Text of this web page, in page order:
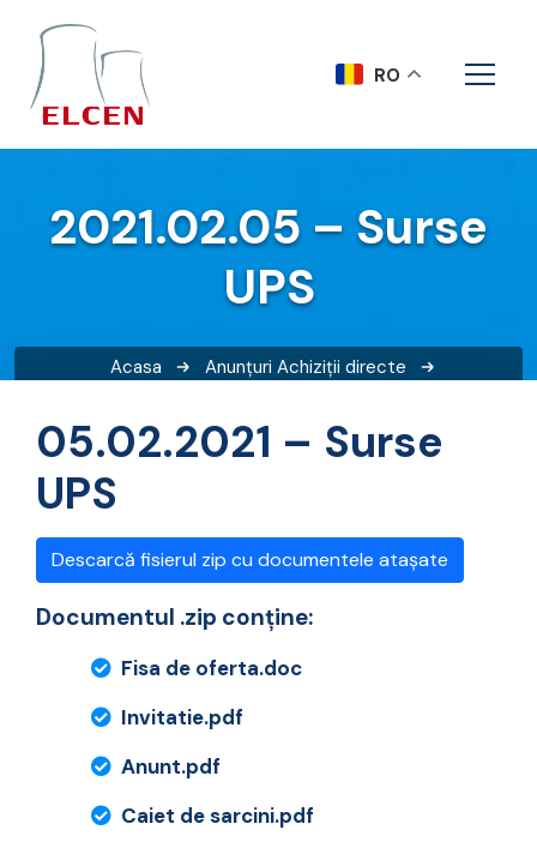
2021.02.05 – Surse
UPS
Acasa Anunțuri Achiziții directe
05.02.2021 – Surse
UPS
Descarcă fisierul zip cu documentele atașate
Documentul .zip conține:
Fisa de oferta.doc
Invitatie.pdf
Anunt.pdf
Caiet de sarcini.pdf
RO